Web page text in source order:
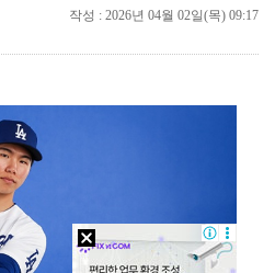
"친한 척 좀 해"…나영석·배정남, 불화설 재차 해명(…
수분 보충은 필수
파세이브로 시작
, 페어웨이 끝까지 가자
하는 김민주
작성 : 2026년 04월 02일(목) 09:17